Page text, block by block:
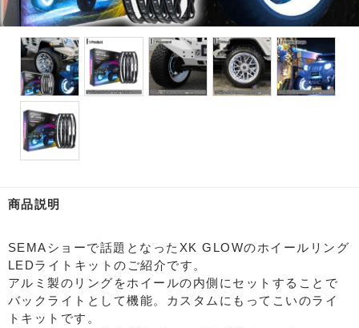
商品説明
SEMAショーで話題となったXK GLOWのホイールリング
LEDライトキットのご紹介です。
アルミ製のリングをホイールの内側にセットすることで
バックライトとして機能。カスタムにもってこいのライ
トキットです。